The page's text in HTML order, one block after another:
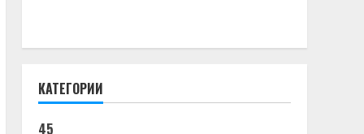
КАТЕГОРИИ
45